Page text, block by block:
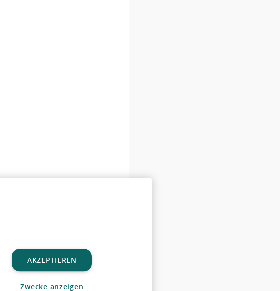
AKZEPTIEREN
Zwecke anzeigen